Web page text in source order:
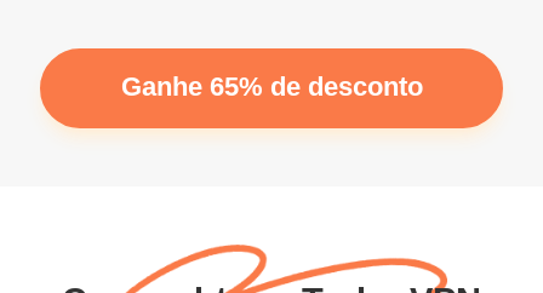
Ganhe 65% de desconto